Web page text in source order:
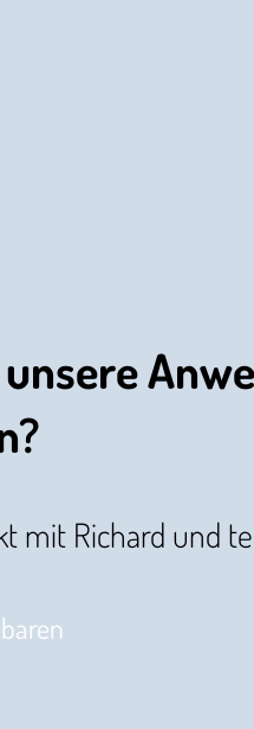
mit Richard und